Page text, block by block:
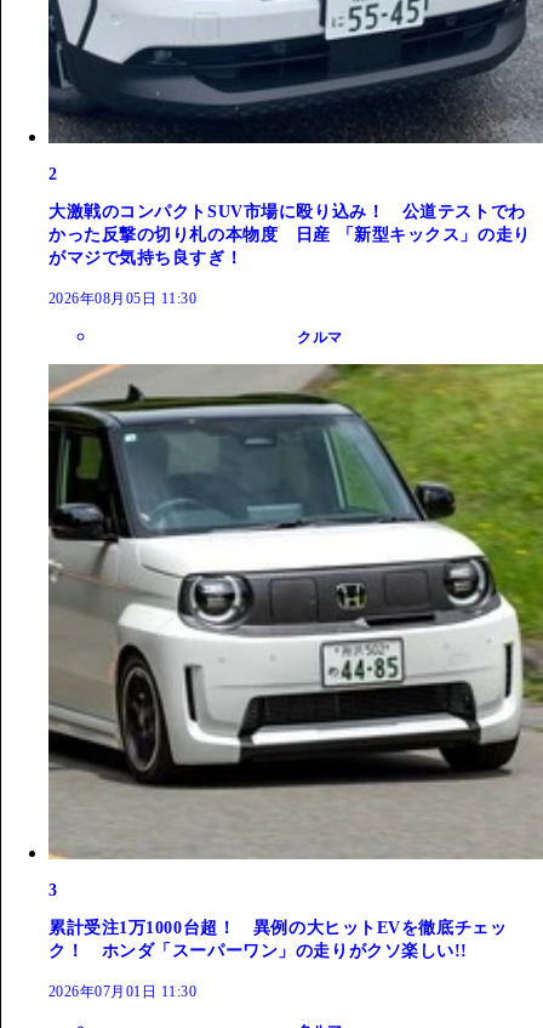
2
大激戦のコンパクトSUV市場に殴り込み！ 公道テストでわ
かった反撃の切り札の本物度 日産 「新型キックス」の走り
がマジで気持ち良すぎ！
2026年08月05日 11:30
クルマ
3
累計受注1万1000台超！ 異例の大ヒットEVを徹底チェッ
ク！ ホンダ「スーパーワン」の走りがクソ楽しい!!
2026年07月01日 11:30